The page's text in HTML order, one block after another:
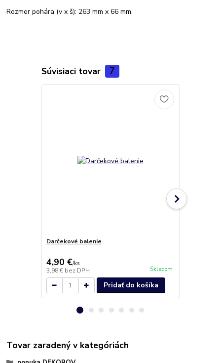
Rozmer pohára (v x š): 263 mm x 66 mm.
Súvisiaci tovar 7
Darčekové balenie
4,90 €/ks
3,98 € bez DPH Skladom
Pridať do košíka
Tovar zaradený v kategóriách